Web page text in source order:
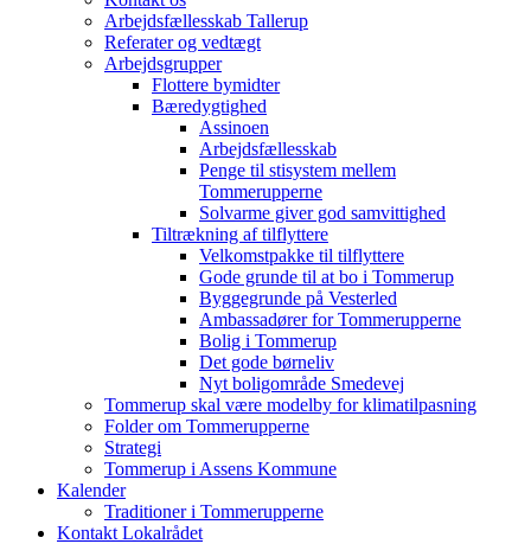
Arbejdsfællesskab Tallerup
Referater og vedtægt
Arbejdsgrupper
Flottere bymidter
Bæredygtighed
Assinoen
Arbejdsfællesskab
Penge til stisystem mellem
Tommerupperne
Solvarme giver god samvittighed
Tiltrækning af tilflyttere
Velkomstpakke til tilflyttere
Gode grunde til at bo i Tommerup
Byggegrunde på Vesterled
Ambassadører for Tommerupperne
Bolig i Tommerup
Det gode børneliv
Nyt boligområde Smedevej
Tommerup skal være modelby for klimatilpasning
Folder om Tommerupperne
Strategi
Tommerup i Assens Kommune
Kalender
Traditioner i Tommerupperne
Kontakt Lokalrådet